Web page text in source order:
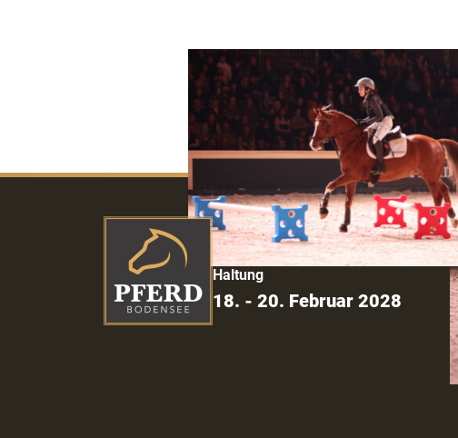
Internationale Fachmesse für
Pferde-Sport | Pferde-Zucht | Pferde-
Haltung
18. - 20. Februar 2028